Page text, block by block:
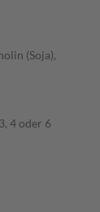
(Soja),
4 oder 6